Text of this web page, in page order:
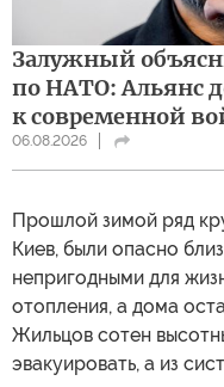
Залужный
по НАТО: Альянс
к современной
06.08.2026
Прошлой зимой ряд
Киев, были опасно
непригодными для
отопления, а дома
Жильцов сотен
эвакуировать, а из